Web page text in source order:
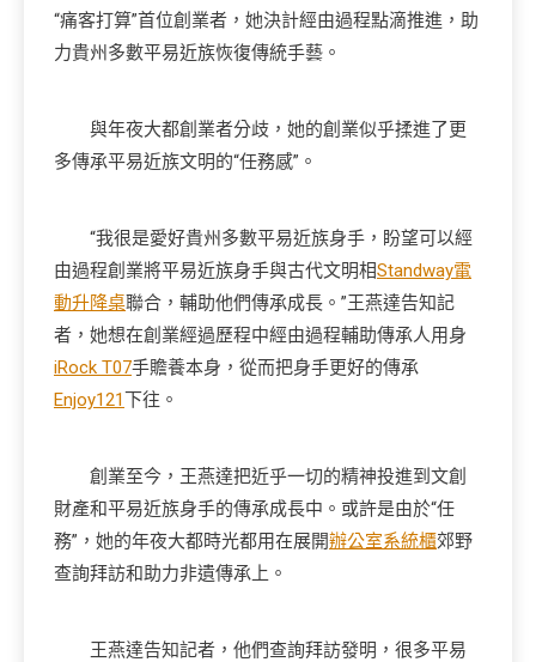
“痛客打算”首位創業者，她決計經由過程點滴推進，助
力貴州多數平易近族恢復傳統手藝。
與年夜大都創業者分歧，她的創業似乎揉進了更
多傳承平易近族文明的“任務感”。
“我很是愛好貴州多數平易近族身手，盼望可以經
由過程創業將平易近族身手與古代文明相Standway電
動升降桌聯合，輔助他們傳承成長。”王燕達告知記
者，她想在創業經過歷程中經由過程輔助傳承人用身
iRock T07手贍養本身，從而把身手更好的傳承
Enjoy121下往。
創業至今，王燕達把近乎一切的精神投進到文創
財產和平易近族身手的傳承成長中。或許是由於“任
務”，她的年夜大都時光都用在展開辦公室系統櫃郊野
查詢拜訪和助力非遺傳承上。
王燕達告知記者，他們查詢拜訪發明，很多平易